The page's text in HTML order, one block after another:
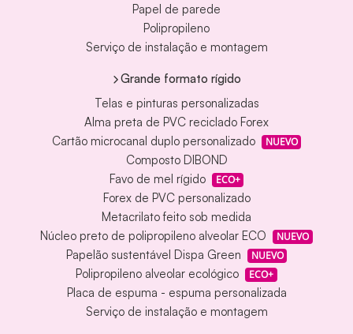
Papel de parede
Polipropileno
Serviço de instalação e montagem
Grande formato rígido
Telas e pinturas personalizadas
Alma preta de PVC reciclado Forex
Cartão microcanal duplo personalizado
NUEVO
Composto DIBOND
Favo de mel rígido
ECO+
Forex de PVC personalizado
Metacrilato feito sob medida
Núcleo preto de polipropileno alveolar ECO
NUEVO
Papelão sustentável Dispa Green NUEVO
Polipropileno alveolar ecológico ECO+
Placa de espuma - espuma personalizada
Serviço de instalação e montagem